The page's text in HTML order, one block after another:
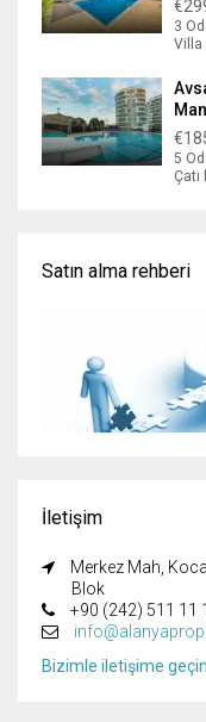
3
Villa
5
Satın alma rehberi
İletişim
Merkez Mah,
Blok
+90 (242) 511 11
Bizimle iletişime geçin